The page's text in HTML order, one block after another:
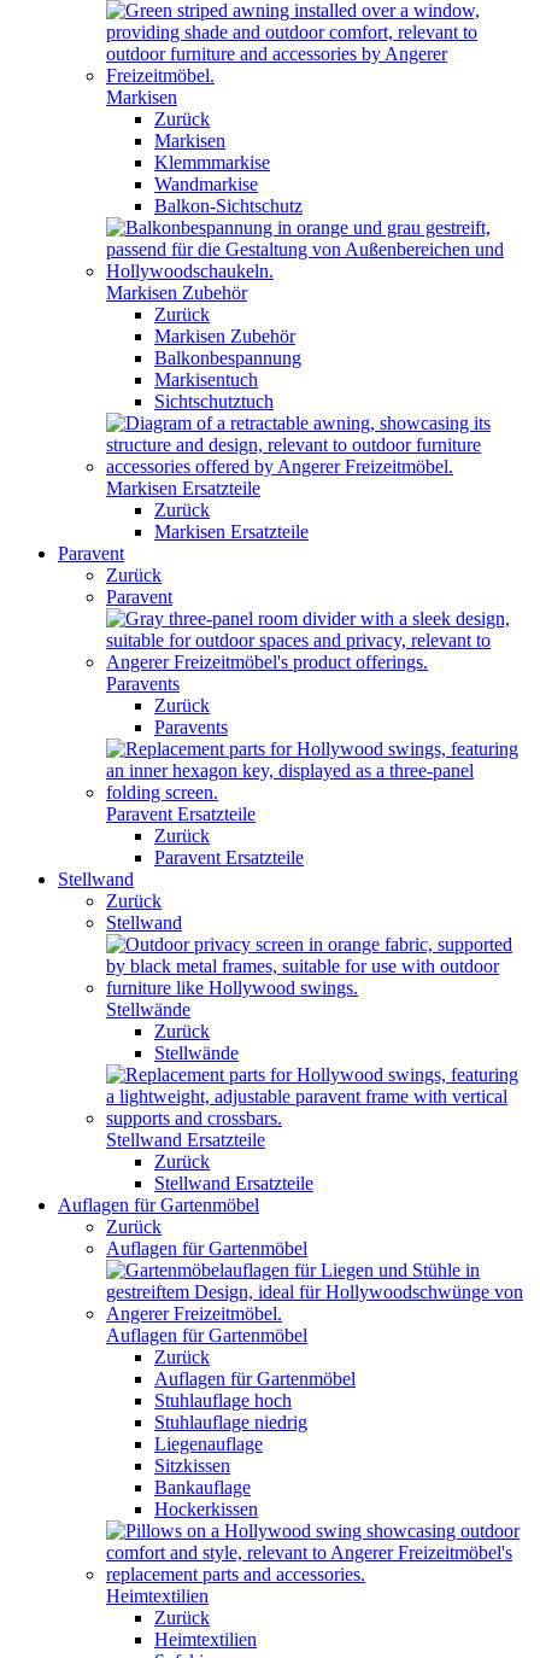
Markisen
Zurück
Markisen
Klemmmarkise
Wandmarkise
Balkon-Sichtschutz
Markisen Zubehör
Zurück
Markisen Zubehör
Balkonbespannung
Markisentuch
Sichtschutztuch
Markisen Ersatzteile
Zurück
Markisen Ersatzteile
Paravent
Zurück
Paravent
Paravents
Zurück
Paravents
Paravent Ersatzteile
Zurück
Paravent Ersatzteile
Stellwand
Zurück
Stellwand
Stellwände
Zurück
Stellwände
Stellwand Ersatzteile
Zurück
Stellwand Ersatzteile
Auflagen für Gartenmöbel
Zurück
Auflagen für Gartenmöbel
Auflagen für Gartenmöbel
Zurück
Auflagen für Gartenmöbel
Stuhlauflage hoch
Stuhlauflage niedrig
Liegenauflage
Sitzkissen
Bankauflage
Hockerkissen
Heimtextilien
Zurück
Heimtextilien